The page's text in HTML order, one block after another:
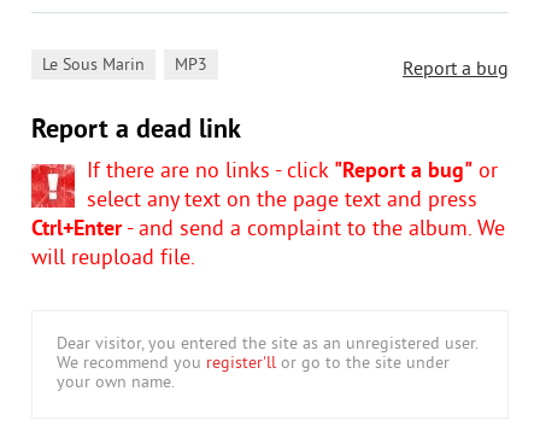
Report a bug
Le Sous Marin MP3
Report a dead link
If there are no links - click "Report a bug" or
select any text on the page text and press
Ctrl+Enter- and send a complaint to the album. We
will reupload file.
Dear visitor, you entered the site as an unregistered user.
We recommend you register'll or go to the site under
your own name.